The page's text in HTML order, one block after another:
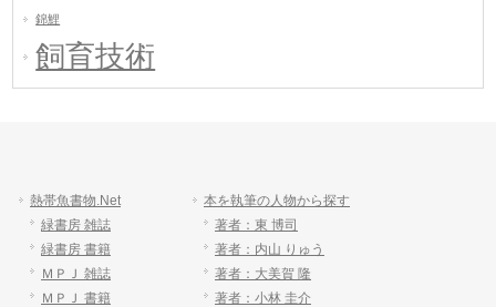
錦鯉
飼育技術
熱帯魚書物.Net
緑書房 雑誌
緑書房 書籍
ＭＰＪ 雑誌
ＭＰＪ 書籍
本を執筆の人物から探す
著者：東 博司
著者：内山 りゅう
著者：大美賀 隆
著者：小林 圭介